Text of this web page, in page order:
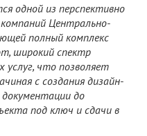
одной из перспективно
Центрально-
полный комплекс
широкий спектр
услуг, что позволяет
с создания дизайн-
до
под ключ и сдачи в